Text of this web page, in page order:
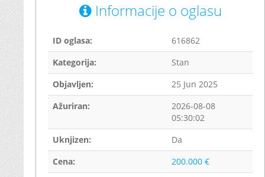
Informacije o oglasu
ID oglasa:
616862
Kategorija:
Stan
Objavljen:
25 Jun 2025
Ažuriran:
2026-08-08
05:30:02
Uknjizen:
Da
Cena:
200.000 €